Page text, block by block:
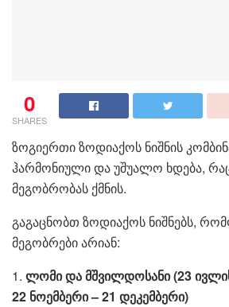
0
SHARES
ზოგიერთი ზოდიაქოს ნიშნის
ჰარმონიული და უშუალო ხდება,
მეგობრობას ქმნის.
გაგაცნობთ ზოდიაქოს ნიშნებს,
მეგობრები არიან:
1. ლომი და მშვილდოსანი (23
22 ნოემბერი – 21 დეკემბერი)